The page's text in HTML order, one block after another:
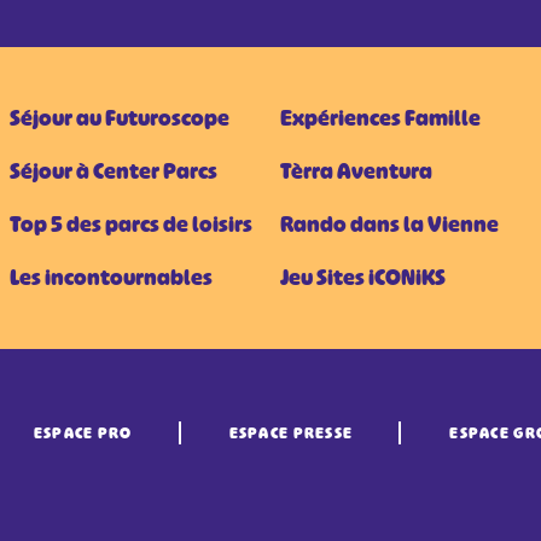
Séjour au Futuroscope
Séjour à Center Parcs
Top 5 des parcs de loisirs
Les incontournables
Expériences Famille
Tèrra Aventura
Rando dans la Vienne
Jeu Sites iCONiKS
ESPACE PRO ESPACE PRESSE ESPACE